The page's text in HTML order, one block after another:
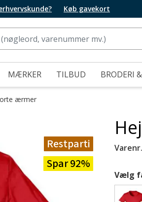
Køb gavekort
MÆRKER TILBUD BRODERI
ærmer
Restparti
Spar 92%
Varenr.
Vælg